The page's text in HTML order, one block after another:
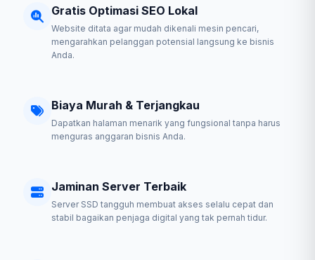
Gratis Optimasi SEO Lokal
Website ditata agar mudah dikenali mesin pencari,
mengarahkan pelanggan potensial langsung ke bisnis
Anda.
Biaya Murah & Terjangkau
Dapatkan halaman menarik yang fungsional tanpa harus
menguras anggaran bisnis Anda.
Jaminan Server Terbaik
Server SSD tangguh membuat akses selalu cepat dan
stabil bagaikan penjaga digital yang tak pernah tidur.